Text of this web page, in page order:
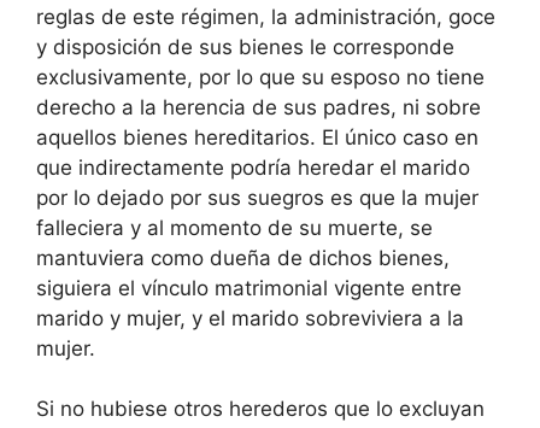
reglas de este régimen, la administración, goce
y disposición de sus bienes le corresponde
exclusivamente, por lo que su esposo no tiene
derecho a la herencia de sus padres, ni sobre
aquellos bienes hereditarios. El único caso en
que indirectamente podría heredar el marido
por lo dejado por sus suegros es que la mujer
falleciera y al momento de su muerte, se
mantuviera como dueña de dichos bienes,
siguiera el vínculo matrimonial vigente entre
marido y mujer, y el marido sobreviviera a la
mujer.
Si no hubiese otros herederos que lo excluyan